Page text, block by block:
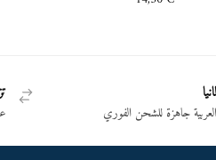
جاهزة للشحن الفوري